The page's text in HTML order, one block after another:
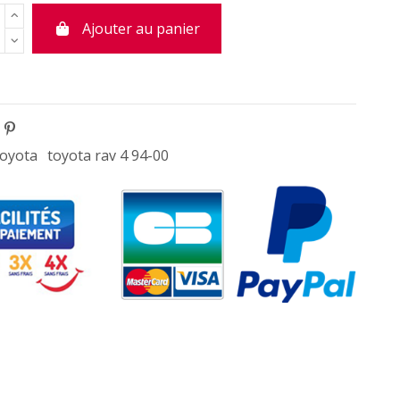
Ajouter au panier
toyota rav 4 94-00